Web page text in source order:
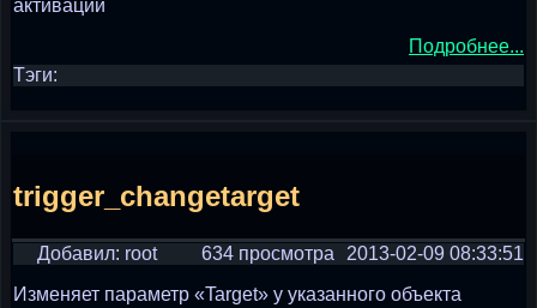
активаций
Подробнее...
Тэги:
trigger_changetarget
Добавил: root 2013-02-09 08:33:51
634 просмотра
Изменяет параметр «Target» у указанного объекта